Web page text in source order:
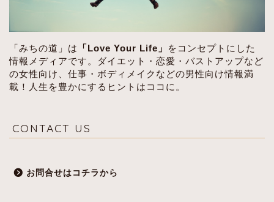
「みちの道」は 「Love Your Life」
をコンセプトにした
情報メディアです。ダイエット・恋愛・バストアップなど
の女性向け、仕事・ボディメイクなどの男性向け情報満
載！人生を豊かにするヒントはココに。
CONTACT US
お問合せはコチラから